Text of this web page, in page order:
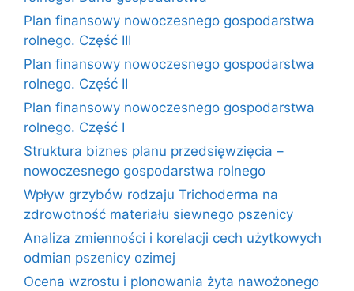
Plan finansowy nowoczesnego gospodarstwa
rolnego. Część III
Plan finansowy nowoczesnego gospodarstwa
rolnego. Część II
Plan finansowy nowoczesnego gospodarstwa
rolnego. Część I
Struktura biznes planu przedsięwzięcia –
nowoczesnego gospodarstwa rolnego
Wpływ grzybów rodzaju Trichoderma na
zdrowotność materiału siewnego pszenicy
Analiza zmienności i korelacji cech użytkowych
odmian pszenicy ozimej
Ocena wzrostu i plonowania żyta nawożonego